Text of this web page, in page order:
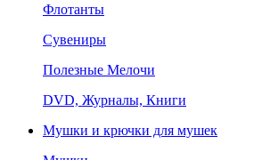
Флотанты
Сувениры
Полезные Мелочи
DVD, Журналы, Книги
Мушки и крючки для мушек